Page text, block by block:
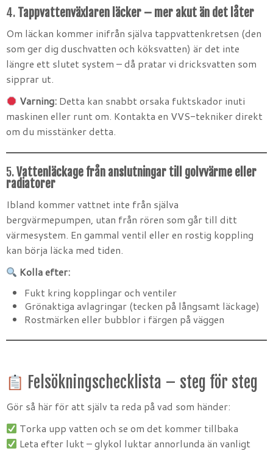
4. Tappvattenväxlaren läcker – mer akut än det låter
Om läckan kommer inifrån själva tappvattenkretsen (den
som ger dig duschvatten och köksvatten) är det inte
längre ett slutet system – då pratar vi dricksvatten som
sipprar ut.
Varning: Detta kan snabbt orsaka fuktskador inuti
maskinen eller runt om. Kontakta en VVS-tekniker direkt
om du misstänker detta.
5.Vattenläckage från anslutningar till golvvärme eller
radiatorer
Ibland kommer vattnet inte från själva
bergvärmepumpen, utan från rören som går till ditt
värmesystem. En gammal ventil eller en rostig koppling
kan börja läcka med tiden.
Kolla efter:
Fukt kring kopplingar och ventiler
Grönaktiga avlagringar (tecken på långsamt läckage)
Rostmärken eller bubblor i färgen på väggen
Felsökningschecklista – steg för steg
Gör så här för att själv ta reda på vad som händer:
Torka upp vatten och se om det kommer tillbaka
Leta efter lukt – glykol luktar annorlunda än vanligt